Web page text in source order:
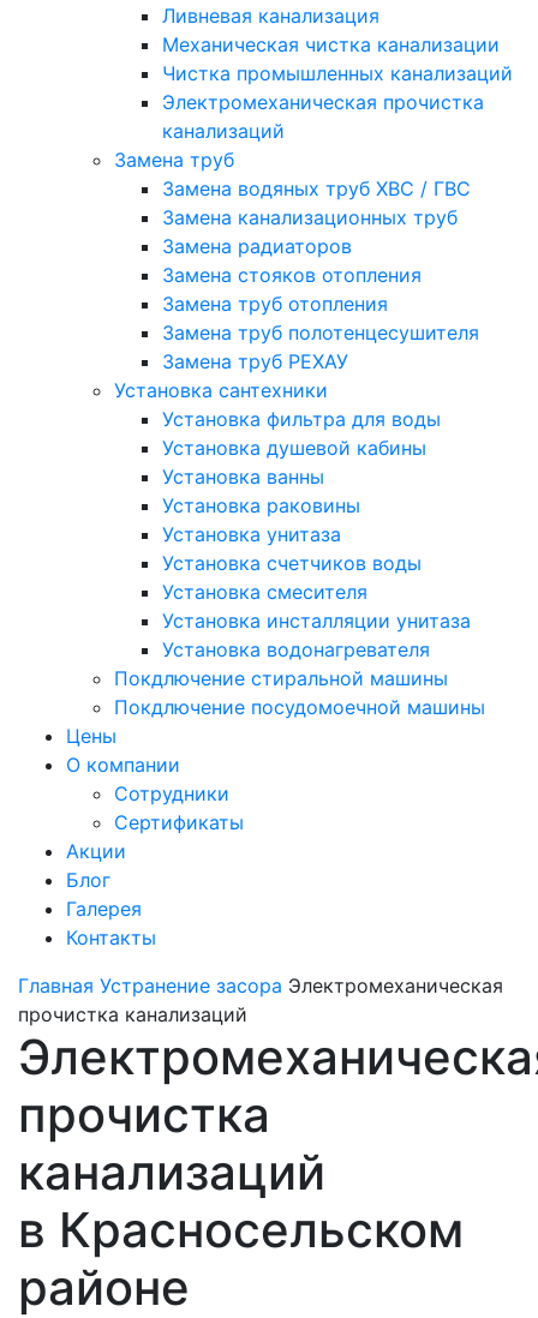
Ливневая канализация
Механическая чистка канализации
Чистка промышленных канализаций
Электромеханическая прочистка
канализаций
Замена труб
Замена водяных труб ХВС / ГВС
Замена канализационных труб
Замена радиаторов
Замена стояков отопления
Замена труб отопления
Замена труб полотенцесушителя
Замена труб РЕХАУ
Установка сантехники
Установка фильтра для воды
Установка душевой кабины
Установка ванны
Установка раковины
Установка унитаза
Установка счетчиков воды
Установка смесителя
Установка инсталляции унитаза
Установка водонагревателя
Покдлючение стиральной машины
Покдлючение посудомоечной машины
Цены
О компании
Сотрудники
Сертификаты
Акции
Блог
Галерея
Контакты
Главная Устранение засора Электромеханическая
прочистка канализаций
прочистка
канализаций
в Красносельском
районе